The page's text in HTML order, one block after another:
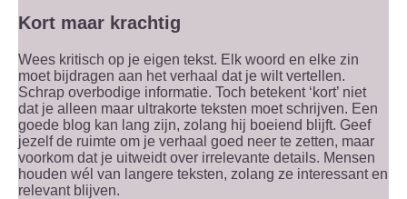
Kort maar krachtig
Wees kritisch op je eigen tekst. Elk woord en elke zin
moet bijdragen aan het verhaal dat je wilt vertellen.
Schrap overbodige informatie. Toch betekent ‘kort’ niet
dat je alleen maar ultrakorte teksten moet schrijven. Een
goede blog kan lang zijn, zolang hij boeiend blijft. Geef
jezelf de ruimte om je verhaal goed neer te zetten, maar
voorkom dat je uitweidt over irrelevante details. Mensen
houden wél van langere teksten, zolang ze interessant en
relevant blijven.